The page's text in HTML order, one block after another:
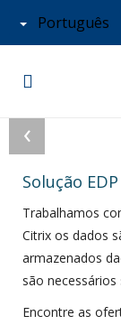
Português
‹
Solução
Trabalhamos
Citrix os dados
armazenados
são
Encontre as